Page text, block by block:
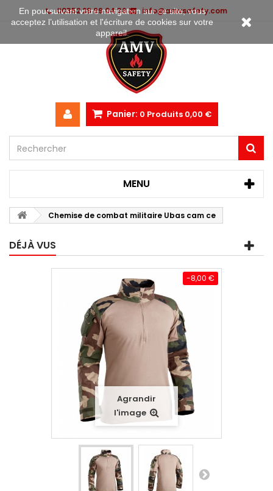
00352 28 99 04 36 info@amvsafety.com
Panier: 0 Produits 0,00 €
MENU
Chemise de combat militaire Ubas cam ce
DÉJÀ VUS
-8,00 €
Agrandir
l'image
En poursuivant votre navigation sur ce site, vous
acceptez l’utilisation et l'écriture de cookies sur votre
appareil.